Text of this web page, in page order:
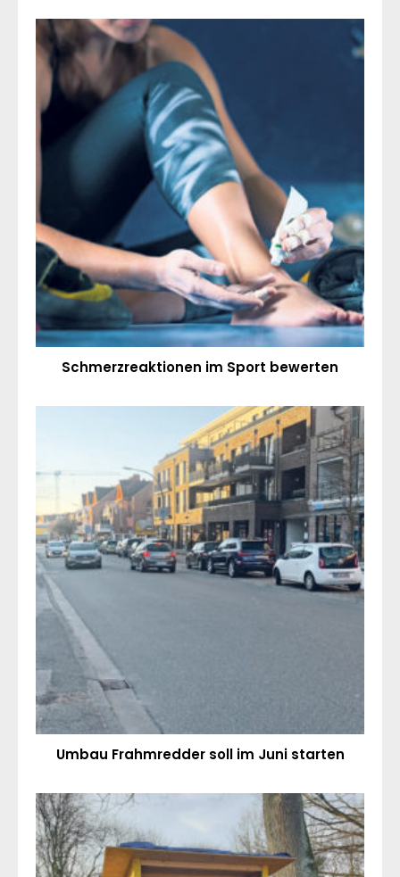
Schmerzreaktionen im Sport bewerten
Umbau Frahmredder soll im Juni starten